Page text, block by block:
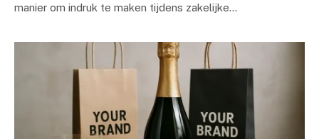
manier om indruk te maken tijdens zakelijke…